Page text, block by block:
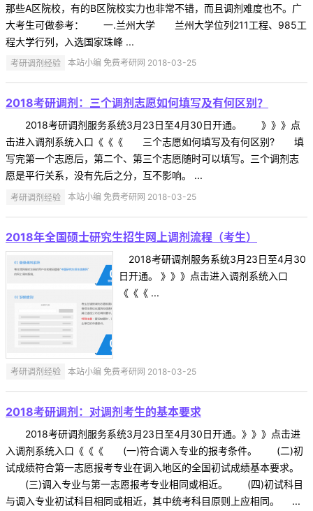
那些A区院校，有的B区院校实力也非常不错，而且调剂难度也不。广
大考生可做参考： 一.兰州大学 兰州大学位列211工程、985工
程大学行列，入选国家珠峰 ...
考研调剂经验 本站小编 免费考研网 2018-03-25
2018考研调剂：三个调剂志愿如何填写及有何区别？
2018考研调剂服务系统3月23日至4月30日开通。 》》》点
击进入调剂系统入口《《《 三个志愿如何填写及有何区别? 填
写完第一个志愿后，第二个、第三个志愿随时可以填写。三个调剂志
愿是平行关系，没有先后之分，互不影响。 ...
考研调剂经验 本站小编 免费考研网 2018-03-25
2018年全国硕士研究生招生网上调剂流程（考生）
2018考研调剂服务系统3月23日至4月30
日开通。 》》》点击进入调剂系统入口
《《《 ...
考研调剂经验 本站小编 免费考研网 2018-03-25
2018考研调剂：对调剂考生的基本要求
2018考研调剂服务系统3月23日至4月30日开通。》》》点击进
入调剂系统入口《《《 (一)符合调入专业的报考条件。 (二)初
试成绩符合第一志愿报考专业在调入地区的全国初试成绩基本要求。
(三)调入专业与第一志愿报考专业相同或相近。 (四)初试科目
与调入专业初试科目相同或相近，其中统考科目原则上应相同。 ...